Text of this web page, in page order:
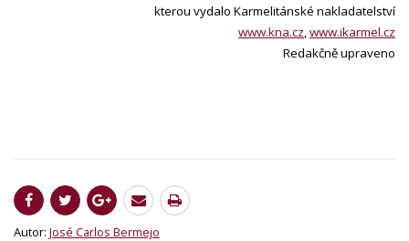
kterou vydalo Karmelitánské nakladatelství
www.kna.cz,www.ikarmel.cz
Redakčně upraveno
Autor: José Carlos Bermejo